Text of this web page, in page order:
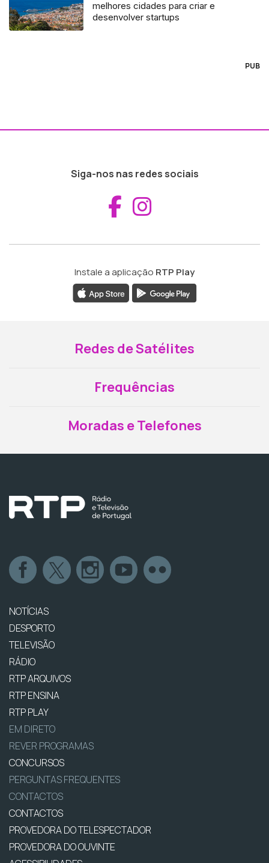
melhores cidades para criar e
desenvolver startups
PUB
Siga-nos nas redes sociais
Aceder ao
Instale a aplicação RTP Play
Redes de Satélites
Frequências
Moradas e Telefones
NOTÍCIAS
DESPORTO
TELEVISÃO
RÁDIO
RTP ARQUIVOS
RTP ENSINA
RTP PLAY
EM DIRETO
REVER PROGRAMAS
CONCURSOS
PERGUNTAS FREQUENTES
CONTACTOS
CONTACTOS
PROVEDORA DO TELESPECTADOR
PROVEDORA DO OUVINTE